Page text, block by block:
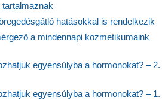
hatásokkal is rendelkezik
a mindennapi kozmetikumaink
egyensúlyba a hormonokat? – 2.
egyensúlyba a hormonokat? – 1.